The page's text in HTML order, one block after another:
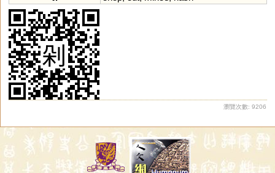
瀏覽次數: 9206